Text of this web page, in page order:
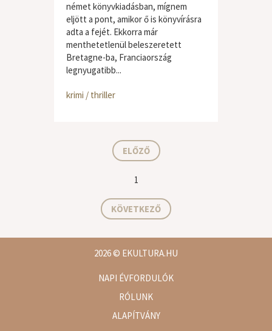
német könyvkiadásban, mígnem
eljött a pont, amikor ő is könyvírásra
adta a fejét. Ekkorra már
menthetetlenül beleszeretett
Bretagne-ba, Franciaország
legnyugatibb...
krimi / thriller
ELŐZŐ
1
KÖVETKEZŐ
2026© EKULTURA.HU
NAPI ÉVFORDULÓK
RÓLUNK
ALAPÍTVÁNY